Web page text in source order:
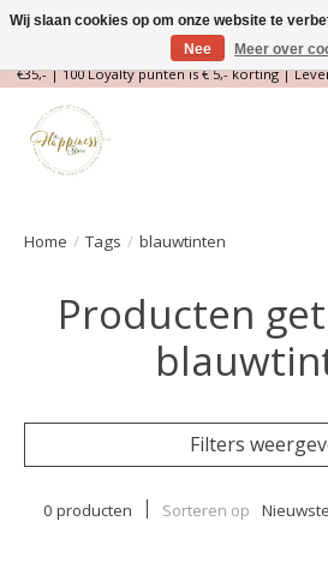
Magische Conceptstore, Edelstenen &
€35,- | 100 Loyalty punten is € 5,- korting |
Home / Tags / blauwtinten
Producten
Filters
0 producten Sorteren op
Wij slaan cookies op om onze website te
Nee
Meer over